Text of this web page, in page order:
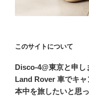
このサイトについて
Disco-4@東京と申し
Land Rover 車でキャ
本中を旅したいと思